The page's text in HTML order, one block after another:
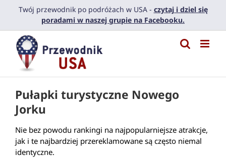
PrzejdźTwój przewodnik po podróżach w USA - czytaj i dziel się
poradami w naszej grupie na Facebooku.
Pułapki turystyczne Nowego
Jorku
Nie bez powodu rankingi na najpopularniejsze atrakcje,
jak i te najbardziej przereklamowane są często niemal
identyczne.